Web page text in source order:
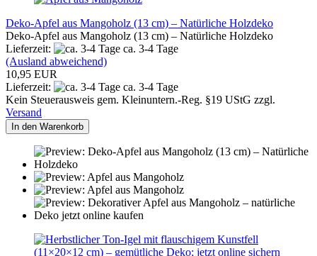
Deko-Apfel aus Mangoholz (13 cm) – Natürliche Holzdeko
Deko-Apfel aus Mangoholz (13 cm) – Natürliche Holzdeko
Lieferzeit:
ca. 3-4 Tage
(Ausland abweichend)
10,95 EUR
Lieferzeit:
ca. 3-4 Tage
Kein Steuerausweis gem. Kleinuntern.-Reg. §19 UStG zzgl.
Versand
In den Warenkorb